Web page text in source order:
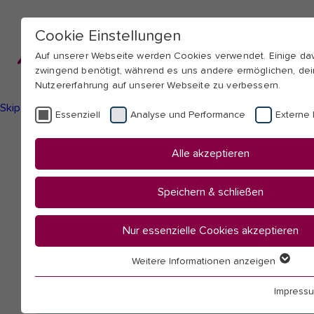
Skip to main navigation Skip to main content Skip to page footer
here:
Startseite
Mitarbeitendenübersicht
Cookie Einstellungen
Auf unserer Webseite werden Cookies verwendet. Einige
zwingend benötigt, während es uns andere ermöglichen,
Nutzererfahrung auf unserer Webseite zu verbessern.
Essenziell Analyse und Performance Externe
Alle akzeptieren
Speichern & schließen
Nur essenzielle Cookies akzeptieren
Essenzielle Cookies werden für grundlegende Funktionen
Weitere Informationen anzeigen